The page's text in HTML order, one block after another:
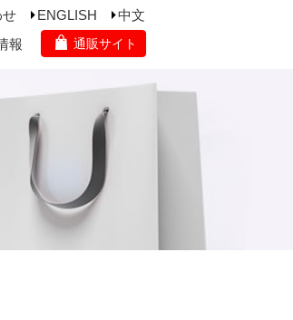
ENGLISH
中文
報 通販サイト